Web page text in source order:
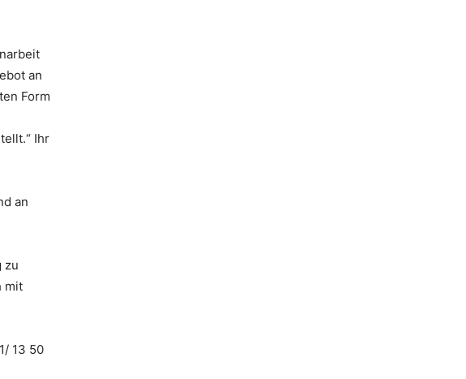
an
Form
Ihr
an
zu
mit
13 50